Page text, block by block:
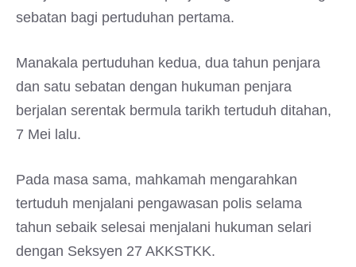
sebatan bagi pertuduhan pertama.
Manakala pertuduhan kedua, dua tahun penjara
dan satu sebatan dengan hukuman penjara
berjalan serentak bermula tarikh tertuduh ditahan,
7 Mei lalu.
Pada masa sama, mahkamah mengarahkan
tertuduh menjalani pengawasan polis selama
tahun sebaik selesai menjalani hukuman selari
dengan Seksyen 27 AKKSTKK.